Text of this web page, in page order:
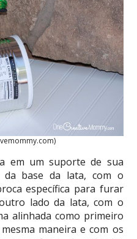
em um suporte de sua
base da lata, com o
específica para furar
lado da lata, com o
alinhada como primeiro
maneira e com os